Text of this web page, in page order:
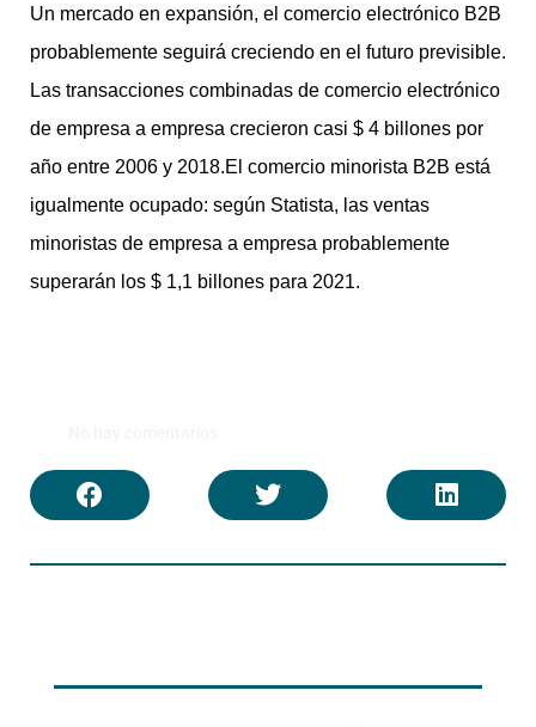
Un mercado en expansión, el comercio electrónico B2B
probablemente seguirá creciendo en el futuro previsible.
Las transacciones combinadas de comercio electrónico
de empresa a empresa crecieron casi $ 4 billones por
año entre 2006 y 2018.El comercio minorista B2B está
igualmente ocupado: según Statista, las ventas
minoristas de empresa a empresa probablemente
superarán los $ 1,1 billones para 2021.